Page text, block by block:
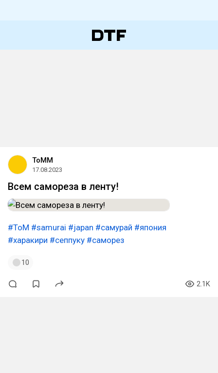
ToMM
17.08.2023
Всем самореза в ленту!
#ToM #samurai #japan #самурай #япония
#харакири #сеппуку #саморез
10
2.1K